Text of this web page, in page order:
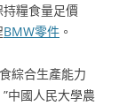
糧食量足價
BMW零件 。
食綜合生產能力
中國人民大學農